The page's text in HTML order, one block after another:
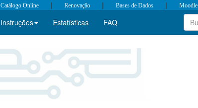
Catálogo Online | Renovação | Bases de Dados | Moodle
Instruções Estatísticas FAQ